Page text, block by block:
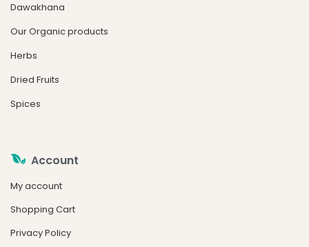
Dawakhana
Our Organic products
Herbs
Dried Fruits
Spices
Account
My account
Shopping Cart
Privacy Policy